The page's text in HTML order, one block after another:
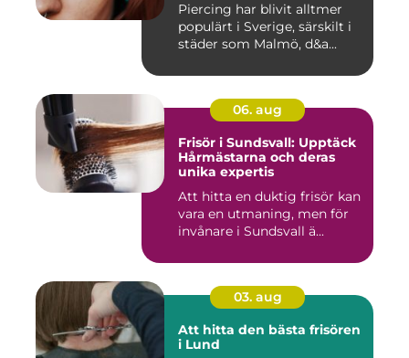
Piercing har blivit alltmer
populärt i Sverige, särskilt i
städer som Malmö, d&a...
06. aug
Frisör i Sundsvall: Upptäck
Hårmästarna och deras
unika expertis
Att hitta en duktig frisör kan
vara en utmaning, men för
invånare i Sundsvall ä...
03. aug
Att hitta den bästa frisören
i Lund